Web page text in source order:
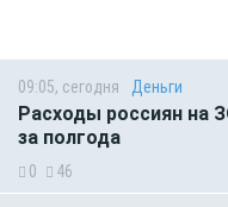
09:05, сегодня Деньги
Расходы россиян на
за полгода
0 46